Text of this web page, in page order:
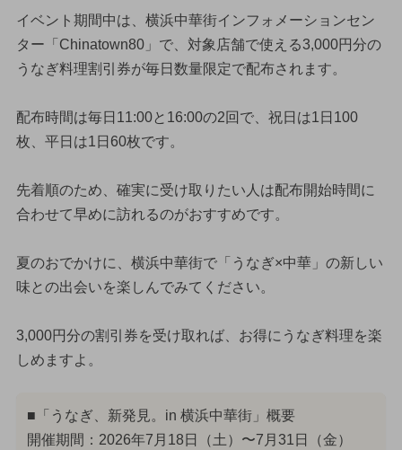
イベント期間中は、横浜中華街インフォメーションセン
ター「Chinatown80」で、対象店舗で使える3,000円分の
うなぎ料理割引券が毎日数量限定で配布されます。
配布時間は毎日11:00と16:00の2回で、祝日は1日100
枚、平日は1日60枚です。
先着順のため、確実に受け取りたい人は配布開始時間に
合わせて早めに訪れるのがおすすめです。
夏のおでかけに、横浜中華街で「うなぎ×中華」の新しい
味との出会いを楽しんでみてください。
3,000円分の割引券を受け取れば、お得にうなぎ料理を楽
しめますよ。
■「うなぎ、新発見。in 横浜中華街」概要
開催期間：2026年7月18日（土）〜7月31日（金）